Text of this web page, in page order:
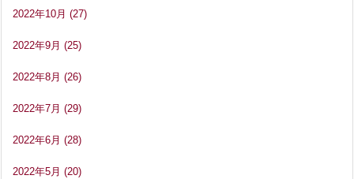
2022年10月 (27)
2022年9月 (25)
2022年8月 (26)
2022年7月 (29)
2022年6月 (28)
2022年5月 (20)